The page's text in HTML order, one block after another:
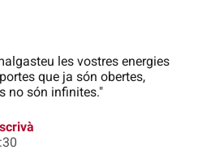
les vostres energies
que ja són obertes,
no són infinites."